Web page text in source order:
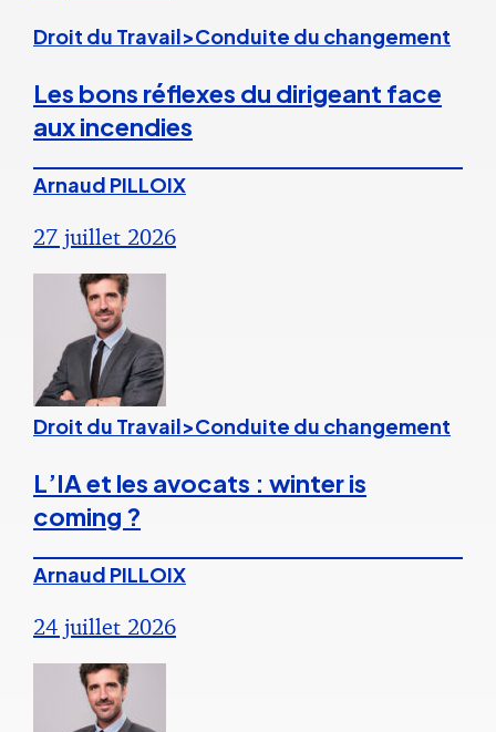
Droit du Travail>Conduite du changement
Les bons réflexes du dirigeant face
aux incendies
Arnaud PILLOIX
27 juillet 2026
Droit du Travail>Conduite du changement
L’IA et les avocats : winter is
coming ?
Arnaud PILLOIX
24 juillet 2026